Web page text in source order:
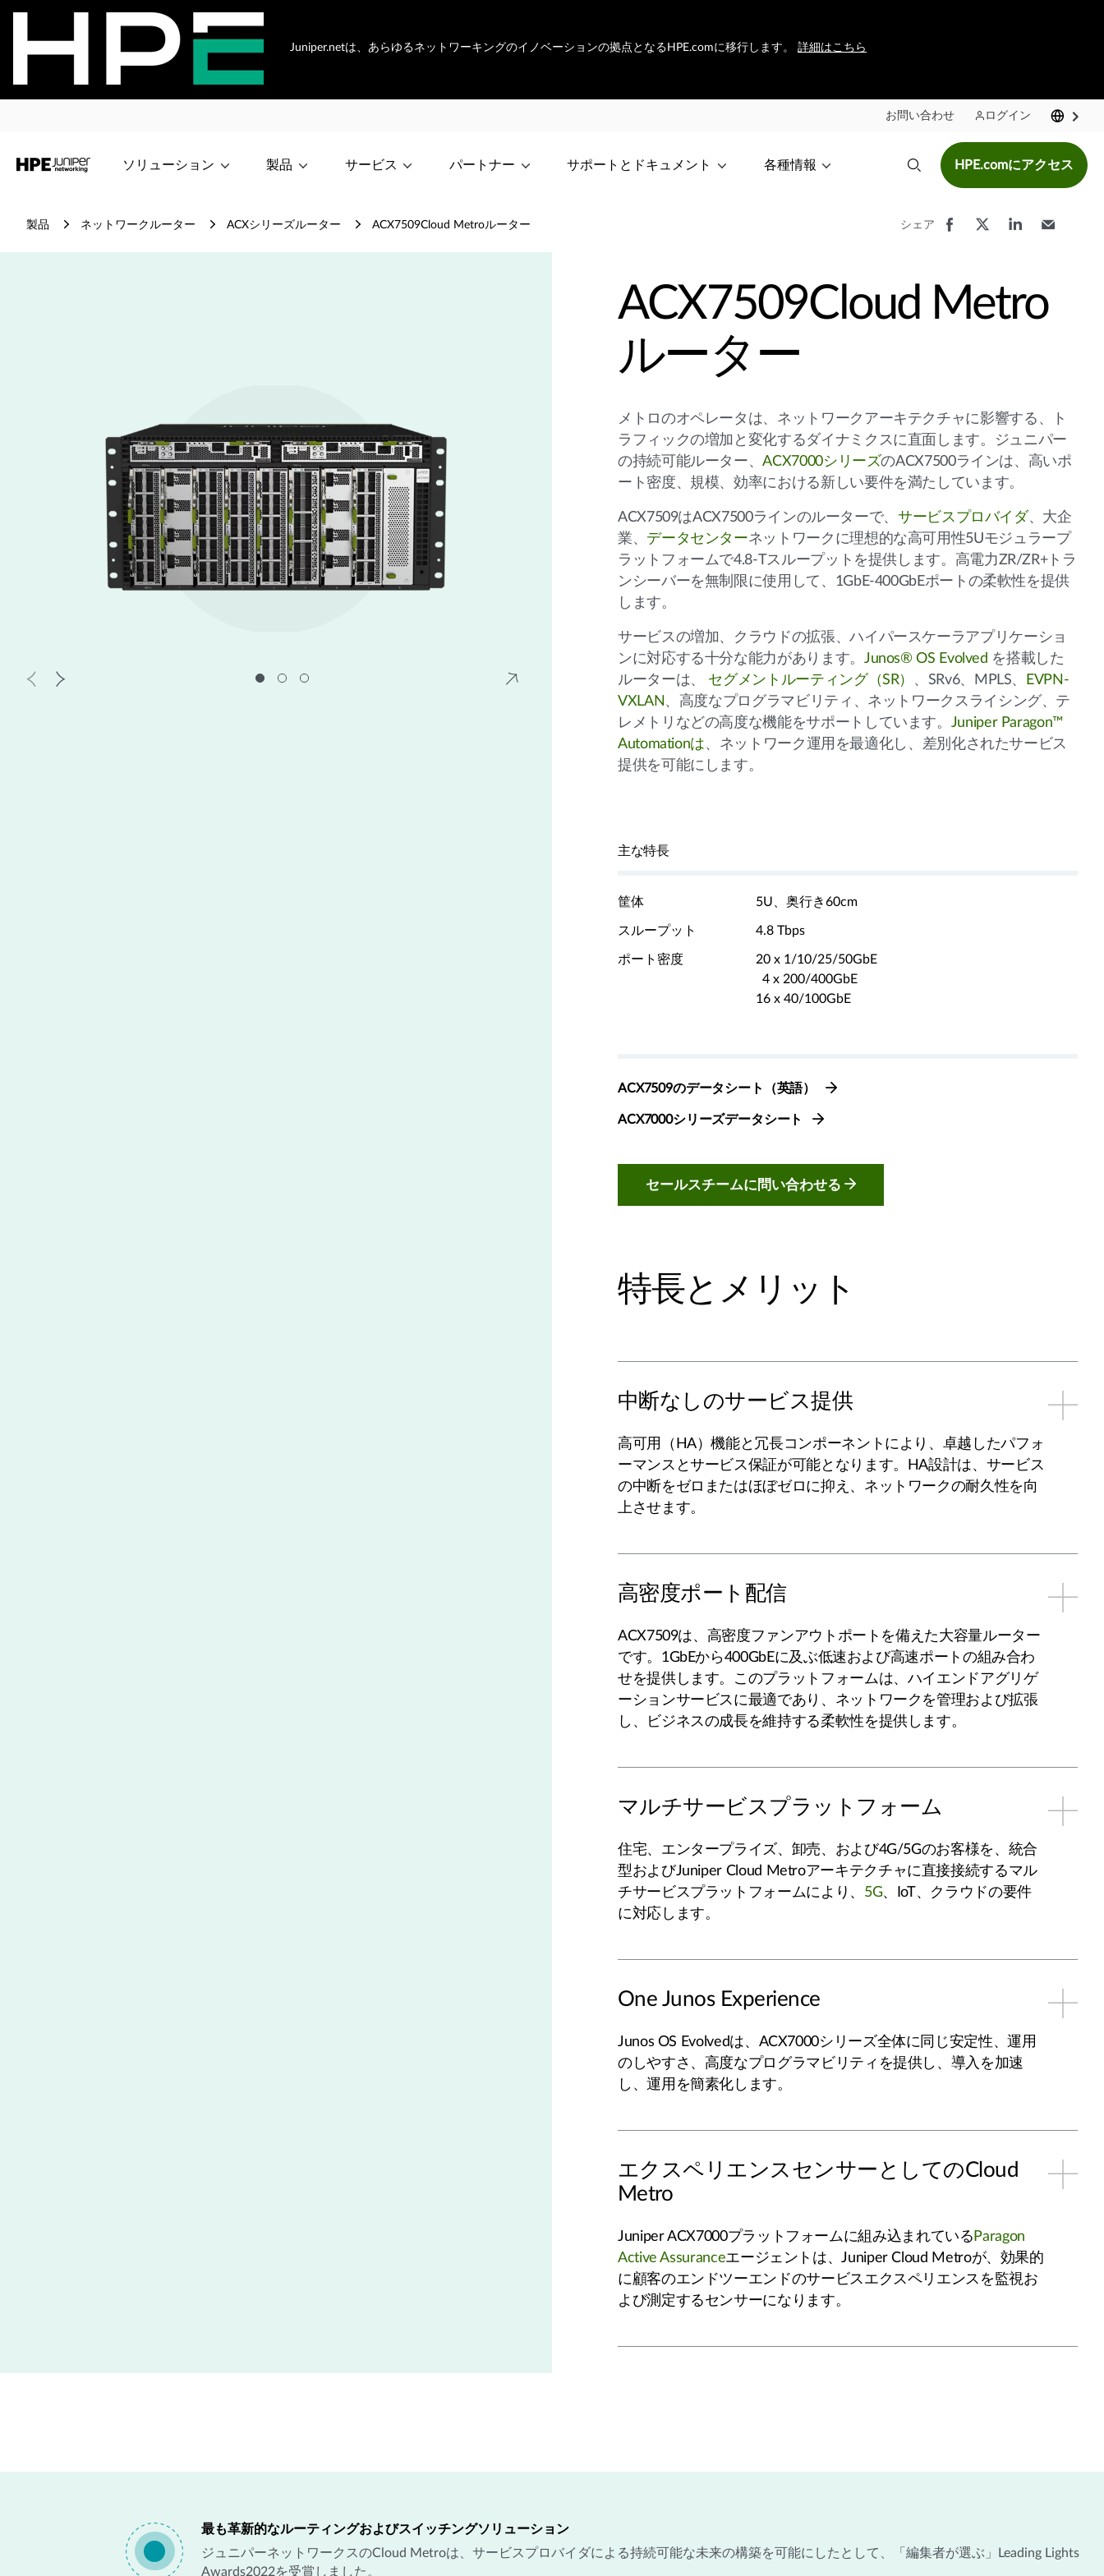
Juniper.netは、あらゆるネットワーキングのイノベーションの拠点となるHPE.comに移行します。 詳細はこちら
お問い合わせ ログイン
ソリューション 製品 サービス パートナー サポートとドキュメント 各種情報 HPE.comにアクセス
製品 ネットワークルーター ACXシリーズルーター ACX7509Cloud Metroルーター シェア
ACX7509Cloud Metro
ルーター
メトロのオペレータは、ネットワークアーキテクチャに影響する、ト
ラフィックの増加と変化するダイナミクスに直面します。ジュニパー
の持続可能ルーター、ACX7000シリーズのACX7500ラインは、高いポ
ート密度、規模、効率における新しい要件を満たしています。
ACX7509はACX7500ラインのルーターで、 サービスプロバイダ、大企
業、 データセンターネットワークに理想的な高可用性5Uモジュラープ
ラットフォームで4.8-Tスループットを提供します。高電力ZR/ZR+トラ
ンシーバーを無制限に使用して、1GbE-400GbEポートの柔軟性を提供
します。
サービスの増加、クラウドの拡張、ハイパースケーラアプリケーショ
ンに対応する十分な能力があります。 Junos® OS Evolved を搭載した
ルーターは、 セグメントルーティング（SR） 、SRv6、MPLS、
EVPN-
VXLAN 、高度なプログラマビリティ、ネットワークスライシング、テ
レメトリなどの高度な機能をサポートしています。 Juniper Paragon™
Automationは、ネットワーク運用を最適化し、差別化されたサービス
提供を可能にします。
主な特長
筐体 5U、奥行き60cm
スループット 4.8 Tbps
ポート密度
20 x 1/10/25/50GbE
4 x 200/400GbE
16 x 40/100GbE
ACX7509のデータシート（英語）
ACX7000シリーズデータシート
セールスチームに問い合わせる
特長とメリット
中断なしのサービス提供
高可用（HA）機能と冗長コンポーネントにより、卓越したパフォ
ーマンスとサービス保証が可能となります。HA設計は、サービス
の中断をゼロまたはほぼゼロに抑え、ネットワークの耐久性を向
上させます。
高密度ポート配信
ACX7509は、高密度ファンアウトポートを備えた大容量ルーター
です。1GbEから400GbEに及ぶ低速および高速ポートの組み合わ
せを提供します。このプラットフォームは、ハイエンドアグリゲ
ーションサービスに最適であり、ネットワークを管理および拡張
し、ビジネスの成長を維持する柔軟性を提供します。
マルチサービスプラットフォーム
住宅、エンタープライズ、卸売、および4G/5Gのお客様を、統合
型およびJuniper Cloud Metroアーキテクチャに直接接続するマル
チサービスプラットフォームにより、 5G、IoT、クラウドの要件
に対応します。
One Junos Experience
Junos OS Evolvedは、ACX7000シリーズ全体に同じ安定性、運用
のしやすさ、高度なプログラマビリティを提供し、導入を加速
し、運用を簡素化します。
エクスペリエンスセンサーとしてのCloud
Metro
Juniper ACX7000プラットフォームに組み込まれている Paragon
Active Assuranceエージェントは、Juniper Cloud Metroが、効果的
に顧客のエンドツーエンドのサービスエクスペリエンスを監視お
よび測定するセンサーになります。
最も革新的なルーティングおよびスイッチングソリューション
ジュニパーネットワークスのCloud Metroは、サービスプロバイダによる持続可能な未来の構築を可能にしたとして、「編集者が選ぶ」Leading Lights
Awards2022を受賞しました。